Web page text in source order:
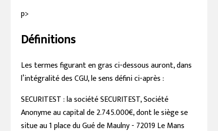
p>
Définitions
Les termes figurant en gras ci-dessous auront, dans
l’intégralité des CGU, le sens défini ci-après :
SECURITEST : la société SECURITEST, Société
Anonyme au capital de 2.745.000€, dont le siège se
situe au 1 place du Gué de Maulny - 72019 Le Mans